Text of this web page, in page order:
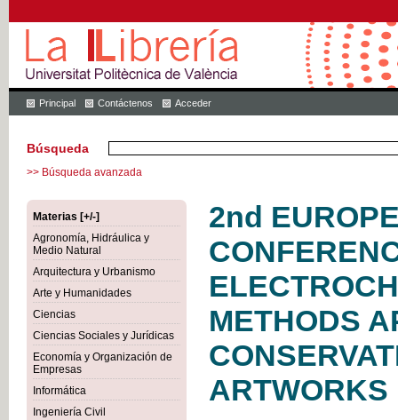
Principal Contáctenos Acceder
Búsqueda
>> Búsqueda avanzada
Materias [+/-]
Agronomía, Hidráulica y
Medio Natural
Arquitectura y Urbanismo
Arte y Humanidades
Ciencias
Ciencias Sociales y Jurídicas
Economía y Organización de
Empresas
Informática
Ingeniería Civil
2nd
METHODS
ARTWORKS